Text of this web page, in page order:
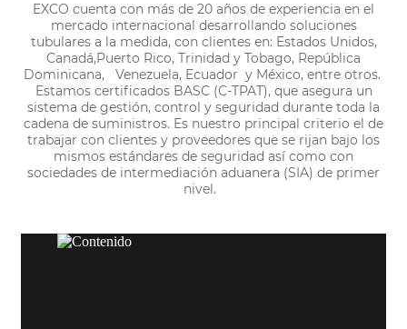
EXCO cuenta con más de 20 años de experiencia en el
mercado internacional desarrollando soluciones
tubulares a la medida, con clientes en: Estados Unidos,
Canadá,Puerto Rico, Trinidad y Tobago, República
Dominicana, Venezuela, Ecuador y México, entre otros.
Estamos certificados BASC (C-TPAT), que asegura un
sistema de gestión, control y seguridad durante toda la
cadena de suministros. Es nuestro principal criterio el de
trabajar con clientes y proveedores que se rijan bajo los
mismos estándares de seguridad así como con
sociedades de intermediación aduanera (SIA) de primer
nivel.